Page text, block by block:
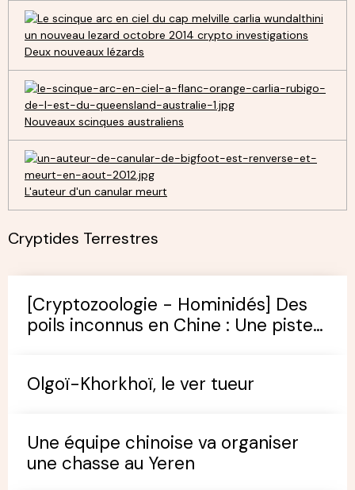
Deux nouveaux lézards
Nouveaux scinques australiens
L'auteur d'un canular meurt
Cryptides Terrestres
[Cryptozoologie - Hominidés] Des
poils inconnus en Chine : Une piste
Olgoï-Khorkhoï, le ver tueur
Une équipe chinoise va organiser
une chasse au Yeren